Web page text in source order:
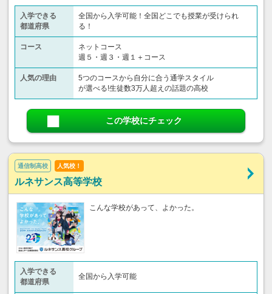
入学できる
都道府県
全国から入学可能！全国どこでも授業が受けられ
る！
コース
ネットコース
週５・週３・週１＋コース
人気の理由
5つのコースから自分に合う通学スタイル
が選べる!生徒数3万人超えの話題の高校
この学校にチェック
通信制高校 人気校！
ルネサンス高等学校
こんな学校があって、よかった。
入学できる
都道府県
全国から入学可能